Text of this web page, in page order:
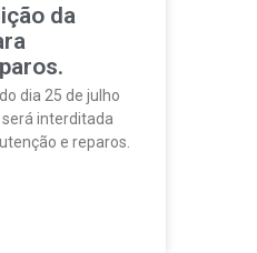
da
dia 25 de julho
será interditada
e reparos.